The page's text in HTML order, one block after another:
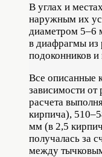
В углах и
наружным их
диаметром 5–6
в диафрагмы из
подоконников
Все описанные
зависимости от
расчета
кирпича),
мм (в 2,5
получалась за
между